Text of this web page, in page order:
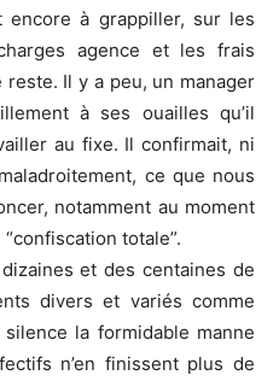
à grappiller, sur les
agence et les frais
Il y a peu, un manager
à ses ouailles qu’il
au fixe. Il confirmait, ni
ce que nous
notamment au moment
totale”.
et des centaines de
divers et variés comme
la formidable manne
n’en finissent plus de